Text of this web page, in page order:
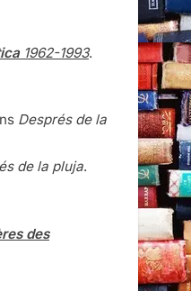
1962-1993.
Després de la
de la pluja.
des